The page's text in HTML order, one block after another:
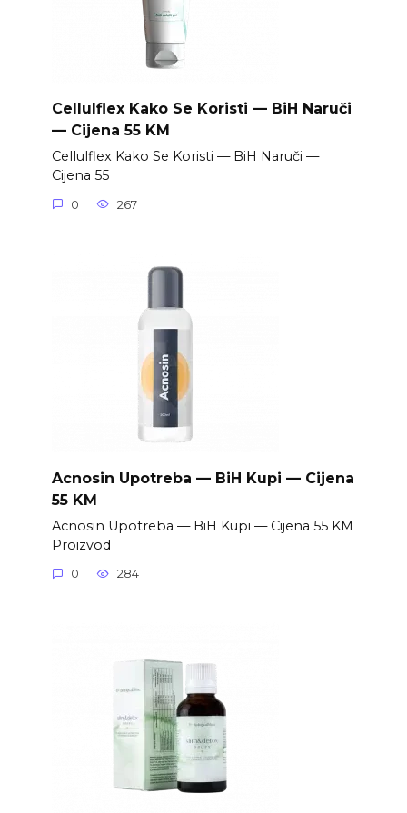
Cellulflex Kako Se Koristi — BiH Naruči
— Cijena 55 KM
Cellulflex Kako Se Koristi — BiH Naruči —
Cijena 55
0 267
Acnosin Upotreba — BiH Kupi — Cijena
55 KM
Acnosin Upotreba — BiH Kupi — Cijena 55 KM
Proizvod
0 284